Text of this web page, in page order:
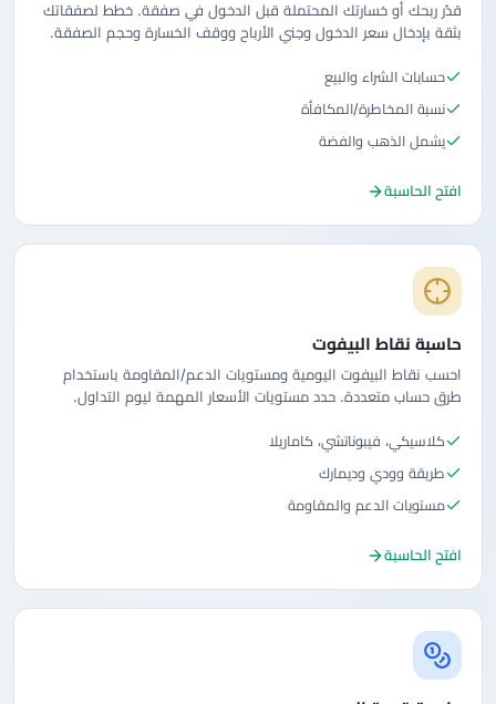
قدّر ربحك أو خسارتك المحتملة قبل الدخول في صفقة. خطط لصفقاتك
بثقة بإدخال سعر الدخول وجني الأرباح ووقف الخسارة وحجم الصفقة.
حسابات الشراء والبيع
نسبة المخاطرة/المكافأة
يشمل الذهب والفضة
افتح الحاسبة
حاسبة نقاط البيفوت
احسب نقاط البيفوت اليومية ومستويات الدعم/المقاومة باستخدام
طرق حساب متعددة. حدد مستويات الأسعار المهمة ليوم التداول.
كلاسيكي، فيبوناتشي، كاماريلا
طريقة وودي وديمارك
مستويات الدعم والمقاومة
افتح الحاسبة